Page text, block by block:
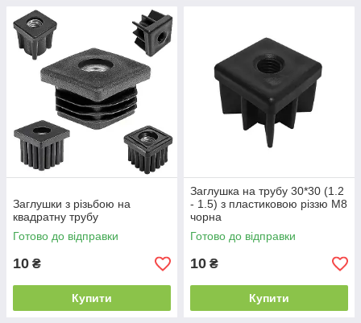
Заглушки з різьбою на
квадратну трубу
Готово до відправки
10 ₴
Купити
Заглушка на трубу 30*30 (1.2
- 1.5) з пластиковою різзю М8
чорна
Готово до відправки
10 ₴
Купити